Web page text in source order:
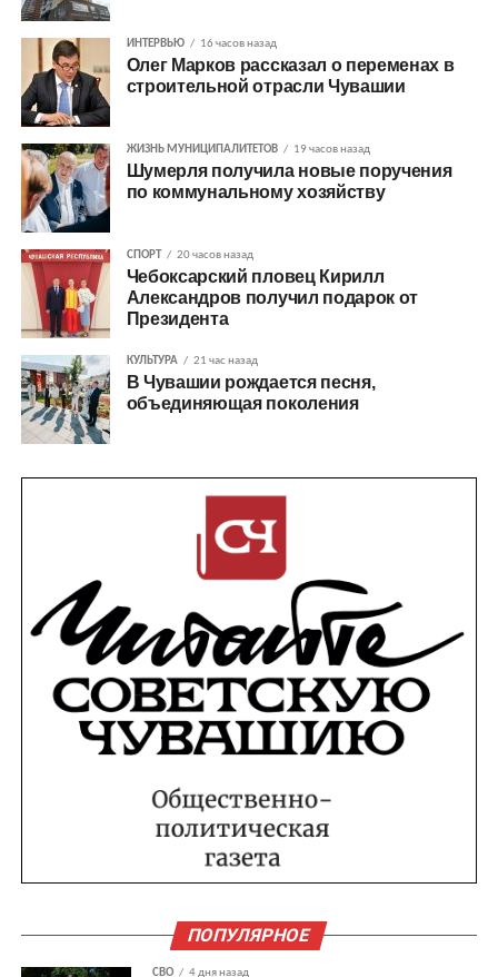
ИНТЕРВЬЮ 16 часов назад
Олег Марков рассказал о переменах в
строительной отрасли Чувашии
ЖИЗНЬ МУНИЦИПАЛИТЕТОВ 19 часов назад
Шумерля получила новые поручения
по коммунальному хозяйству
СПОРТ 20 часов назад
Чебоксарский пловец Кирилл
Александров получил подарок от
Президента
КУЛЬТУРА 21 час назад
В Чувашии рождается песня,
объединяющая поколения
ПОПУЛЯРНОЕ
СВО 4 дня назад